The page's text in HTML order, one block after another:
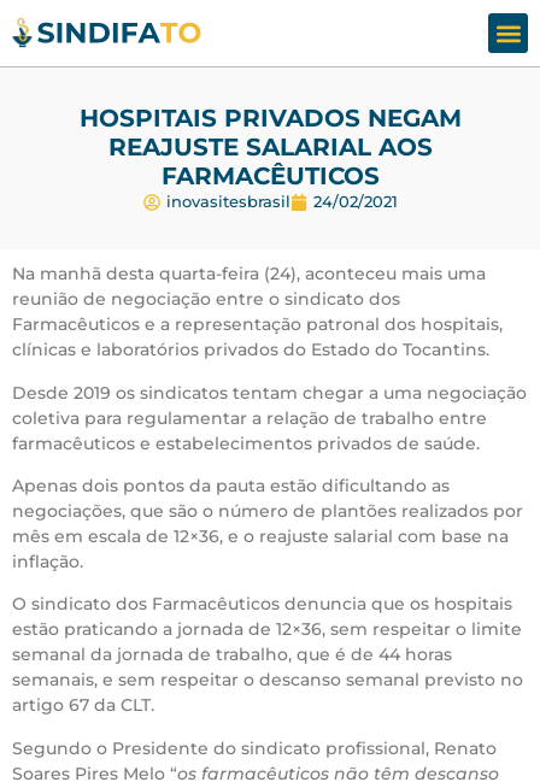
HOSPITAIS PRIVADOS NEGAM
REAJUSTE SALARIAL AOS
FARMACÊUTICOS
inovasitesbrasil 24/02/2021
Na manhã desta quarta-feira (24), aconteceu mais uma
reunião de negociação entre o sindicato dos
Farmacêuticos e a representação patronal dos hospitais,
clínicas e laboratórios privados do Estado do Tocantins.
Desde 2019 os sindicatos tentam chegar a uma negociação
coletiva para regulamentar a relação de trabalho entre
farmacêuticos e estabelecimentos privados de saúde.
Apenas dois pontos da pauta estão dificultando as
negociações, que são o número de plantões realizados por
mês em escala de 12×36, e o reajuste salarial com base na
inflação.
O sindicato dos Farmacêuticos denuncia que os hospitais
estão praticando a jornada de 12×36, sem respeitar o limite
semanal da jornada de trabalho, que é de 44 horas
semanais, e sem respeitar o descanso semanal previsto no
artigo 67 da CLT.
Segundo o Presidente do sindicato profissional, Renato
Soares Pires Melo “os farmacêuticos não têm descanso